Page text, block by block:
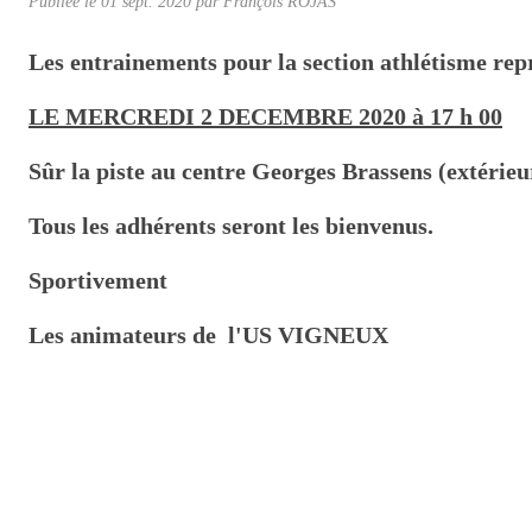
Les entrainements pour la section athlétisme
LE MERCREDI 2 DECEMBRE 2020 à 17 h 00
Sûr la piste au centre Georges Brassens
Tous les adhérents seront les bienvenus.
Sportivement
Les animateurs de l'US VIGNEUX